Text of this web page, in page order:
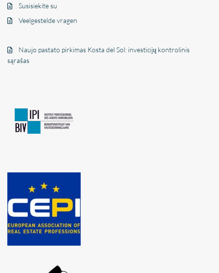
Susisiekite su
Veelgestelde vragen
Naujo pastato pirkimas Kosta del Sol: investicijų kontrolinis
sąrašas